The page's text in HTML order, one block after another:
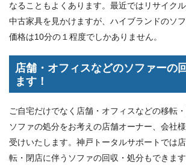
なることもよくあります。最近ではリサイク
中古家具を見かけますが、ハイブランドのソ
価格は10分の１程度でしかありません。
店舗・オフィスなどのソファーの
ます！
ご自宅だけでなく店舗・オフィスなどの移転
ソファの処分をお考えの店舗オーナー、会社
受けいたします。神戸トータルサポートでは
転・閉店に伴うソファの回収・処分もできま